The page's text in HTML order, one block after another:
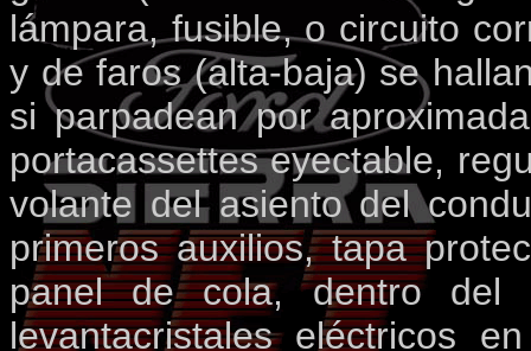
lámpara, fusible, o circuito
y de faros (alta-baja) se
si parpadean por
portacassettes eyectable,
volante del asiento del
primeros auxilios, tapa
panel de cola, dentro del
levantacristales eléctricos